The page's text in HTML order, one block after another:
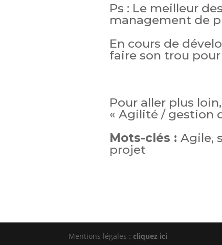
Ps : Le meilleur
management de
En cours de
faire son trou pour
Pour aller plus
« Agilité / gestion
Mots-clés : Agile,
projet
Mentions légales :cliquez ici